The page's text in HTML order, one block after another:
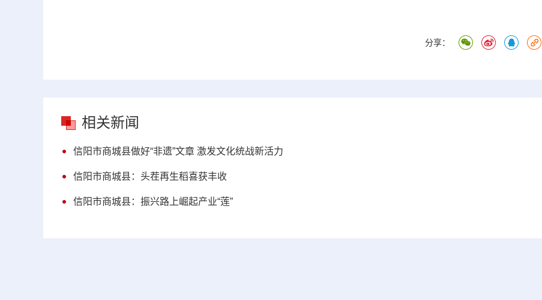
分享：
相关新闻
信阳市商城县做好“非遗”文章 激发文化统战新活力
信阳市商城县：头茬再生稻喜获丰收
信阳市商城县：振兴路上崛起产业“莲”